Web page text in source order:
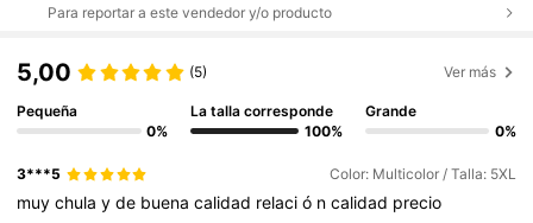
Para reportar a este vendedor y/o producto
5,00 (5) Ver más
Pequeña
0%
La talla corresponde
100%
Grande
0%
3***5 Color: Multicolor / Talla: 5XL
muychulayde buenacalidad relació ncalidad precio